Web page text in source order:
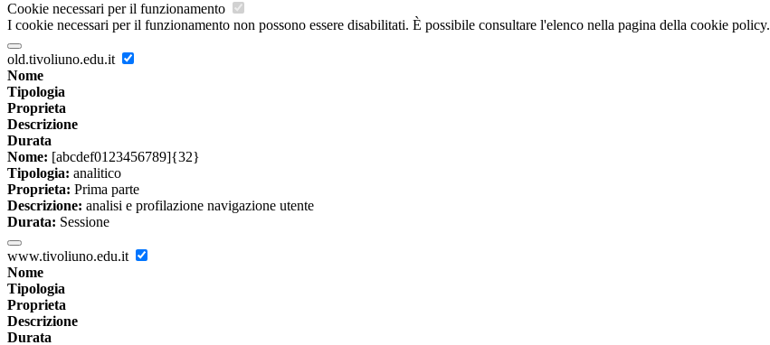
Cookie necessari per il funzionamento
I cookie necessari per il funzionamento non possono essere disabilitati. È possibile consultare l'elenco nella pagina della cookie policy.
old.tivoliuno.edu.it
Nome
Tipologia
Proprieta
Descrizione
Durata
Nome: [abcdef0123456789]{32}
Tipologia: analitico
Proprieta: Prima parte
Descrizione: analisi e profilazione navigazione utente
Durata: Sessione
www.tivoliuno.edu.it
Nome
Tipologia
Proprieta
Descrizione
Durata